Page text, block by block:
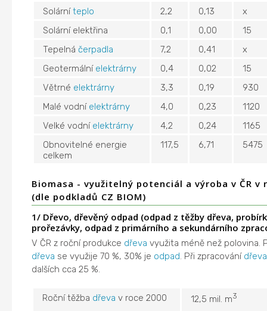
Solárníteplo 2,2 0,13
x
Solární elektřina
0,1 0,00
15
Tepelná čerpadla 7,2 0,41
x
Geotermální elektrárny 0,4 0,02
15
Větrné elektrárny 3,3 0,19
930
Malé vodní elektrárny 4,0 0,23
1120
Velké vodní elektrárny 4,2 0,24
1165
Obnovitelné energie
celkem
117,5 6,71 5475
Biomasa - využitelný potenciál a výroba v ČR v
(dle podkladů CZ BIOM)
1/ Dřevo, dřevěný odpad (odpad z těžby dřeva,
prořezávky, odpad z primárního a sekundárního
V ČR z roční produkce dřeva využita méně než polovina.
dřeva se využije 70 %, 30% je odpad. Při zpracování dřeva
dalších cca 25 %.
Roční těžba dřeva v roce 2000 12,5 mil. m3